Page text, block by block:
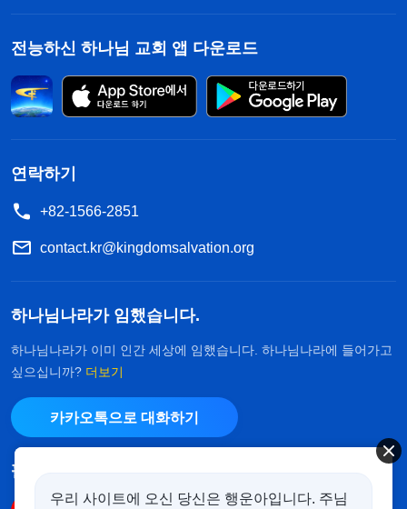
전능하신 하나님 교회 앱 다운로드
연락하기
+82-1566-2851
contact.kr@kingdomsalvation.org
하나님나라가 임했습니다.
하나님나라가 이미 인간 세상에 임했습니다. 하나님나라에 들어가고
싶으십니까? 더보기
카카오톡으로 대화하기
팔로우하기
우리 사이트에 오신 당신은 행운아입니다. 주님